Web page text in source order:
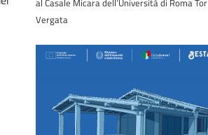
al Casale Micara dell’Università di Roma Tor
Vergata